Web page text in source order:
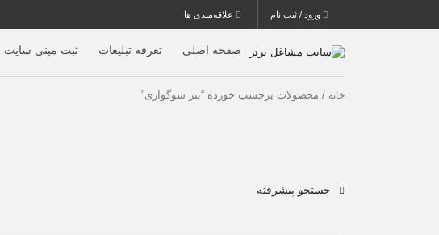
ورود / ثبت نام علاقه‌مندی ها
صفحه اصلی تعرفه تبلیغات ثبت مینی سایت
خانه / محصولات برچسب خورده “بنر سوگواری”
جستجو پیشرفته